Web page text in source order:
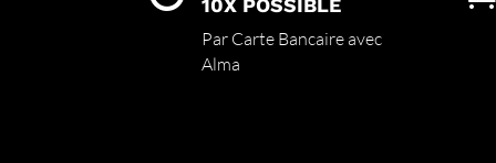
10X POSSIBLE
Par Carte Bancaire avec
Alma